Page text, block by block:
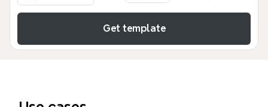
Get template